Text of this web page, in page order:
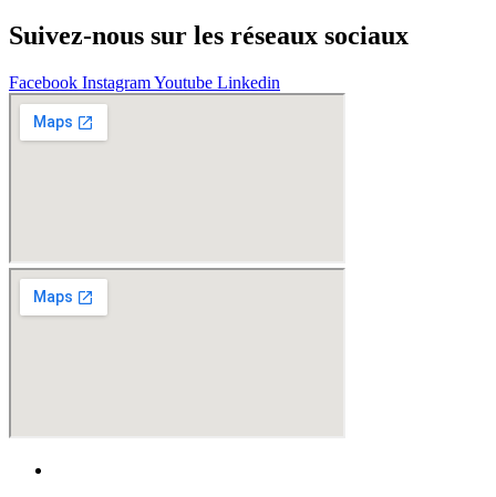
Suivez-nous sur les réseaux sociaux
Facebook InstagramYoutube Linkedin